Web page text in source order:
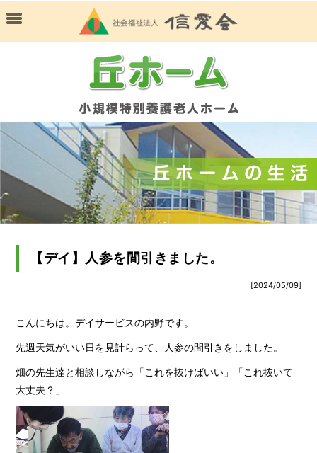
【デイ】人参を間引きました。
[2024/05/09]
こんにちは。デイサービスの内野です。
先週天気がいい日を見計らって、人参の間引きをしました。
畑の先生達と相談しながら「これを抜けばいい」「これ抜いて
大丈夫？」